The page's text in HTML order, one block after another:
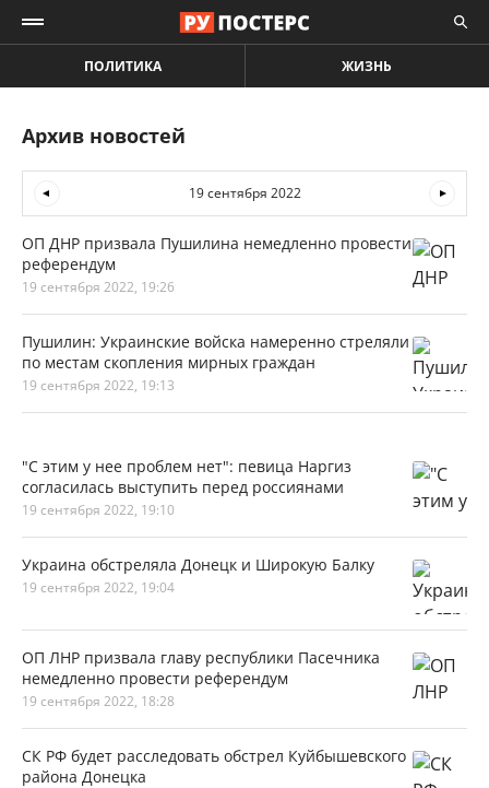
ПОЛИТИКА ЖИЗНЬ
Архив новостей
19 сентября 2022
ОП ДНР призвала Пушилина немедленно провести
референдум
19 сентября 2022, 19:26
Пушилин: Украинские войска намеренно стреляли
по местам скопления мирных граждан
19 сентября 2022, 19:13
"С этим у нее проблем нет": певица Наргиз
согласилась выступить перед россиянами
19 сентября 2022, 19:10
Украина обстреляла Донецк и Широкую Балку
19 сентября 2022, 19:04
ОП ЛНР призвала главу республики Пасечника
немедленно провести референдум
19 сентября 2022, 18:28
СК РФ будет расследовать обстрел Куйбышевского
района Донецка